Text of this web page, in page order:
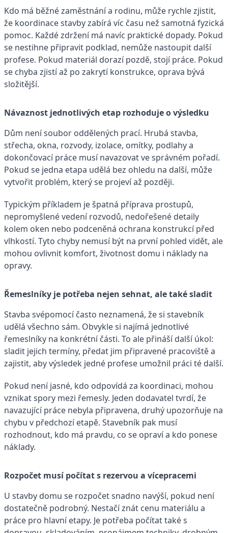
Kdo má běžné zaměstnání a rodinu, může rychle zjistit,
že koordinace stavby zabírá víc času než samotná fyzická
pomoc. Každé zdržení má navíc praktické dopady. Pokud
se nestihne připravit podklad, nemůže nastoupit další
profese. Pokud materiál dorazí pozdě, stojí práce. Pokud
se chyba zjistí až po zakrytí konstrukce, oprava bývá
složitější.
Návaznost jednotlivých etap rozhoduje o výsledku
Dům není soubor oddělených prací. Hrubá stavba,
střecha, okna, rozvody, izolace, omítky, podlahy a
dokončovací práce musí navazovat ve správném pořadí.
Pokud se jedna etapa udělá bez ohledu na další, může
vytvořit problém, který se projeví až později.
Typickým příkladem je špatná příprava prostupů,
nepromyšlené vedení rozvodů, nedořešené detaily
kolem oken nebo podceněná ochrana konstrukcí před
vlhkostí. Tyto chyby nemusí být na první pohled vidět, ale
mohou ovlivnit komfort, životnost domu i náklady na
opravy.
Řemeslníky je potřeba nejen sehnat, ale také sladit
Stavba svépomocí často neznamená, že si stavebník
udělá všechno sám. Obvykle si najímá jednotlivé
řemeslníky na konkrétní části. To ale přináší další úkol:
sladit jejich termíny, předat jim připravené pracoviště a
zajistit, aby výsledek jedné profese umožnil práci té další.
Pokud není jasné, kdo odpovídá za koordinaci, mohou
vznikat spory mezi řemesly. Jeden dodavatel tvrdí, že
navazující práce nebyla připravena, druhý upozorňuje na
chybu v předchozí etapě. Stavebník pak musí
rozhodnout, kdo má pravdu, co se opraví a kdo ponese
náklady.
Rozpočet musí počítat s rezervou a vícepracemi
U stavby domu se rozpočet snadno navýší, pokud není
dostatečně podrobný. Nestačí znát cenu materiálu a
práce pro hlavní etapy. Je potřeba počítat také s